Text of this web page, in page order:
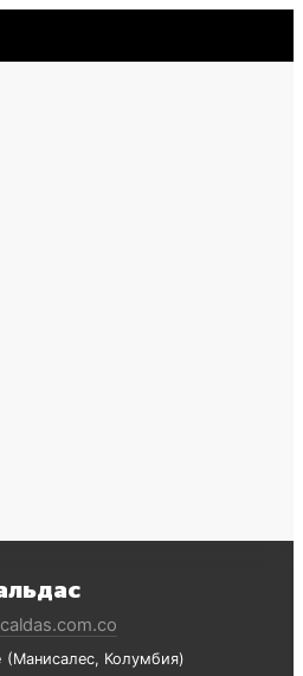
Манисалес Колумбия